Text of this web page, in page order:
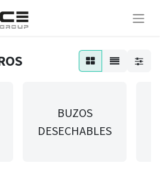
BUZOS
DESECHABLES